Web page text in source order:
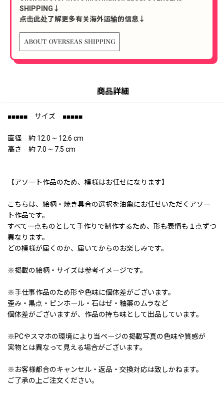
SHIPPING↓
点击此处了解更多有关海外运输的信息↓
商品詳細
■■■■■ サイズ ■■■■■
直径 約 12.0 ~ 12.6 cm
高さ 約 7.0 ~ 7.5 cm
【アソート作品のため、模様はお任せになります】
こちらは、絵柄・焼き具合の選択を油亀にお任せいただくアソー
ト作品です。
すべて一点ものとして手作りで制作するため、形も表情も１点ずつ
異なります。
どの模様が届くのか、届いてからのお楽しみです。
※掲載の絵柄・サイズは参考イメージです。
※手仕事作品のため形や色味に個体差がございます。
歪み・黒点・ピンホール・石はぜ・釉薬のムラなど
個体差がございますが、作品の持ち味として出品しています。
※PCやスマホの環境により当ページの掲載写真の色味や質感が
実物とは異なって見える場合がございます。
※お客様都合のキャンセル・返品・交換対応は致しかねます。
ご了承の上ご注文ください。